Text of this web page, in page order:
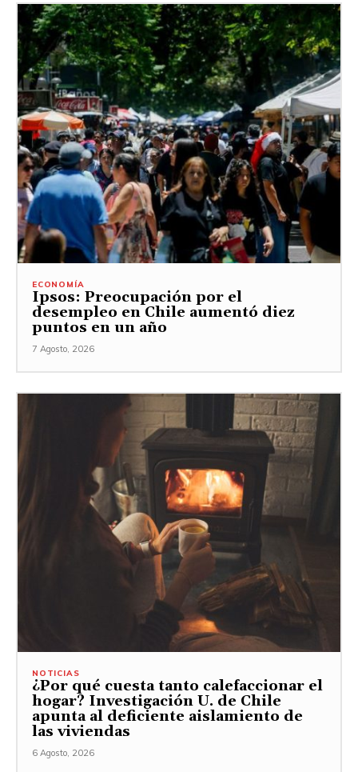
ECONOMÍA
Ipsos: Preocupación por el
desempleo en Chile aumentó diez
puntos en un año
7 Agosto, 2026
NOTICIAS
¿Por qué cuesta tanto calefaccionar el
hogar? Investigación U. de Chile
apunta al deficiente aislamiento de
las viviendas
6 Agosto, 2026